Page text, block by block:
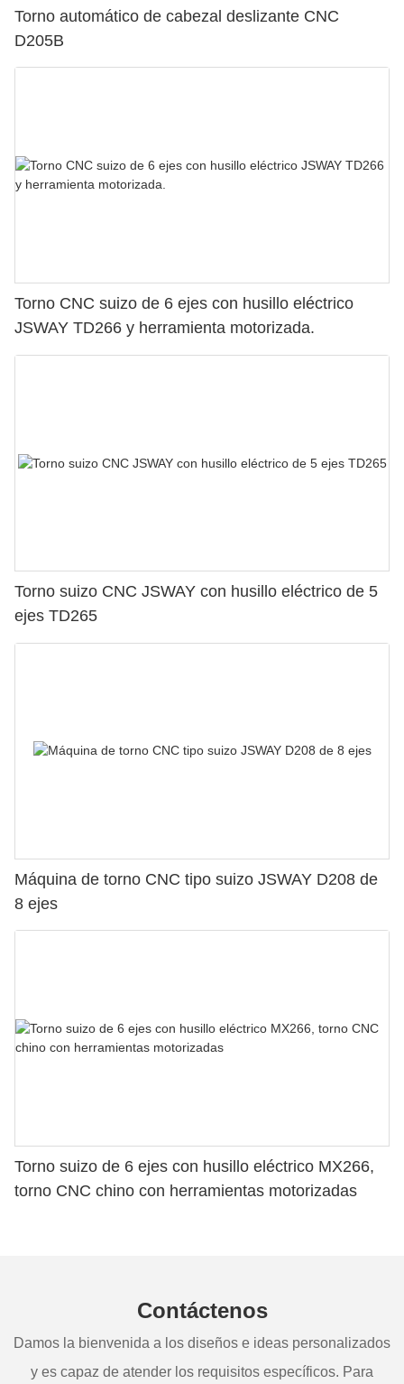
Torno automático de cabezal deslizante CNC
D205B
Torno CNC suizo de 6 ejes con husillo eléctrico
JSWAY TD266 y herramienta motorizada.
Torno suizo CNC JSWAY con husillo eléctrico de 5
ejes TD265
Máquina de torno CNC tipo suizo JSWAY D208 de
8 ejes
Torno suizo de 6 ejes con husillo eléctrico MX266,
torno CNC chino con herramientas motorizadas
Contáctenos
Damos la bienvenida a los diseños e ideas personalizados
y es capaz de atender los requisitos específicos. Para